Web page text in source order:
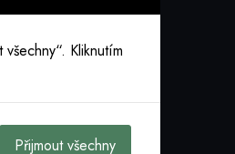
Kliknutím
Přijmout všechny